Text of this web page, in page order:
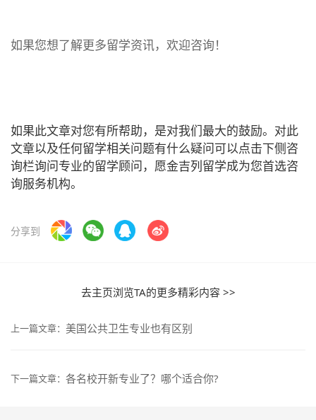
如果您想了解更多留学资讯，欢迎咨询！
如果此文章对您有所帮助，是对我们最大的鼓励。对此
文章以及任何留学相关问题有什么疑问可以点击下侧咨
询栏询问专业的留学顾问，愿金吉列留学成为您首选咨
询服务机构。
分享到
去主页浏览TA的更多精彩内容 >>
上一篇文章： 美国公共卫生专业也有区别
下一篇文章： 各名校开新专业了？哪个适合你?